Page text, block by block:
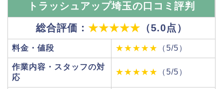
トラッシュアップ埼玉の口コミ評判
総合評価： ★★★★★ （5.0点）
料金・値段 ★★★★★ （5/5）
作業内容・スタッフの対
応
★★★★★ （5/5）